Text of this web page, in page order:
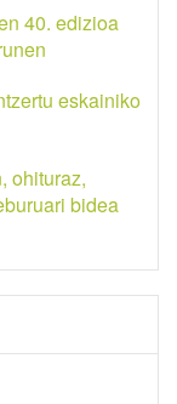
40. edizioa
eskainiko
ohituraz,
bidea